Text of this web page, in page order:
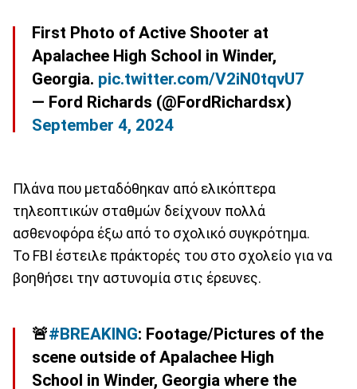
First Photo of Active Shooter at
Apalachee High School in Winder,
Georgia. pic.twitter.com/V2iN0tqvU7
— Ford Richards (@FordRichardsx)
September 4, 2024
Πλάνα που μεταδόθηκαν από ελικόπτερα
τηλεοπτικών σταθμών δείχνουν πολλά
ασθενοφόρα έξω από το σχολικό συγκρότημα.
Το FBI έστειλε πράκτορές του στο σχολείο για να
βοηθήσει την αστυνομία στις έρευνες.
🚨#BREAKING: Footage/Pictures of the
scene outside of Apalachee High
School in Winder, Georgia where the